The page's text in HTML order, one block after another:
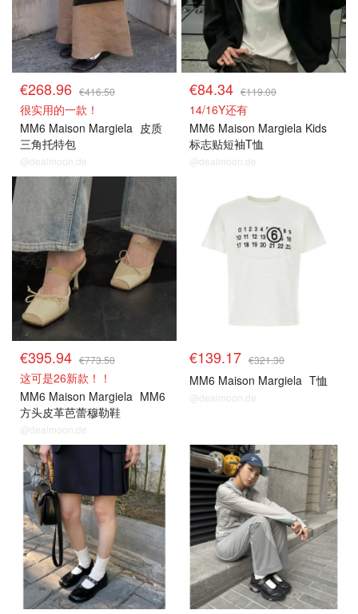
€268.96 €416.50
很实用的一款！
MM6 Maison Margiela 皮质
三角托特包
@dealmoon.de
€84.34 €119.00
14/16Y还有
MM6 Maison Margiela Kids
标志贴短袖T恤
@dealmoon.de
€395.94 €773.50
这可是26新款！！
MM6 Maison Margiela MM6
方头皮革芭蕾穆勒鞋
@dealmoon.de
€139.17 €321.30
MM6 Maison Margiela T恤
@dealmoon.de